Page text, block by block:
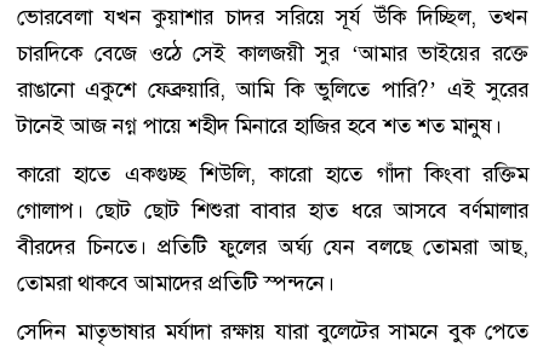
ভোরবেলা যখন কুয়াশার চাদর সরিয়ে সূর্য উঁকি দিচ্ছিল, তখন
চারদিকে বেজে ওঠে সেই কালজয়ী সুর ‘আমার ভাইয়ের রক্তে
রাঙানো একুশে ফেব্রুয়ারি, আমি কি ভুলিতে পারি?’ এই সুরের
টানেই আজ নগ্ন পায়ে শহীদ মিনারে হাজির হবে শত শত মানুষ।
কারো হাতে একগুচ্ছ শিউলি, কারো হাতে গাঁদা কিংবা রক্তিম
গোলাপ। ছোট ছোট শিশুরা বাবার হাত ধরে আসবে বর্ণমালার
বীরদের চিনতে। প্রতিটি ফুলের অর্ঘ্য যেন বলছে তোমরা আছ,
তোমরা থাকবে আমাদের প্রতিটি স্পন্দনে।
সেদিন মাতৃভাষার মর্যাদা রক্ষায় যারা বুলেটের সামনে বুক পেতে